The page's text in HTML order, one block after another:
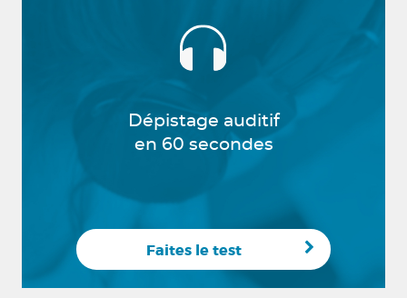
Dépistage auditif
en 60 secondes
Faites le test